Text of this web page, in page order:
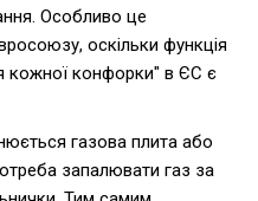
Особливо це
оскільки функція
кожної конфорки" в ЄС є
газова плита або
запалювати газ за